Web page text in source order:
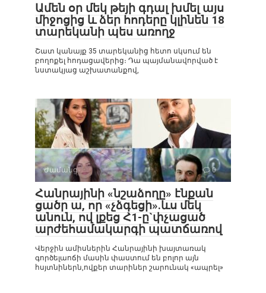
Ամեն օր մեկ թեյի գդալ խմել այս
միջոցից և ձեր հոդերը կլինեն 18
տարեկանի պես առողջ
Շատ կանայք 35 տարեկանից հետո սկսում են
բողոքել հոդացավերից։ Դա պայմանավորված է
նստակյաց աշխատանքով,
Ժամանց 0
Հանրայինի «նշաձողը» էնքան
ցածր ա, որ «չձգեցի».ևս մեկ
անուն, ով լքեց Հ1-ը`փչացած
արժեհամակարգի պատճառով
Վերջին ամիսներին Հանրայինի խայտառակ
գործելաոճի մասին փաստում են բոլոր այն
հսյտնիներն,ովքեր տարիներ շարունակ «ապրել»